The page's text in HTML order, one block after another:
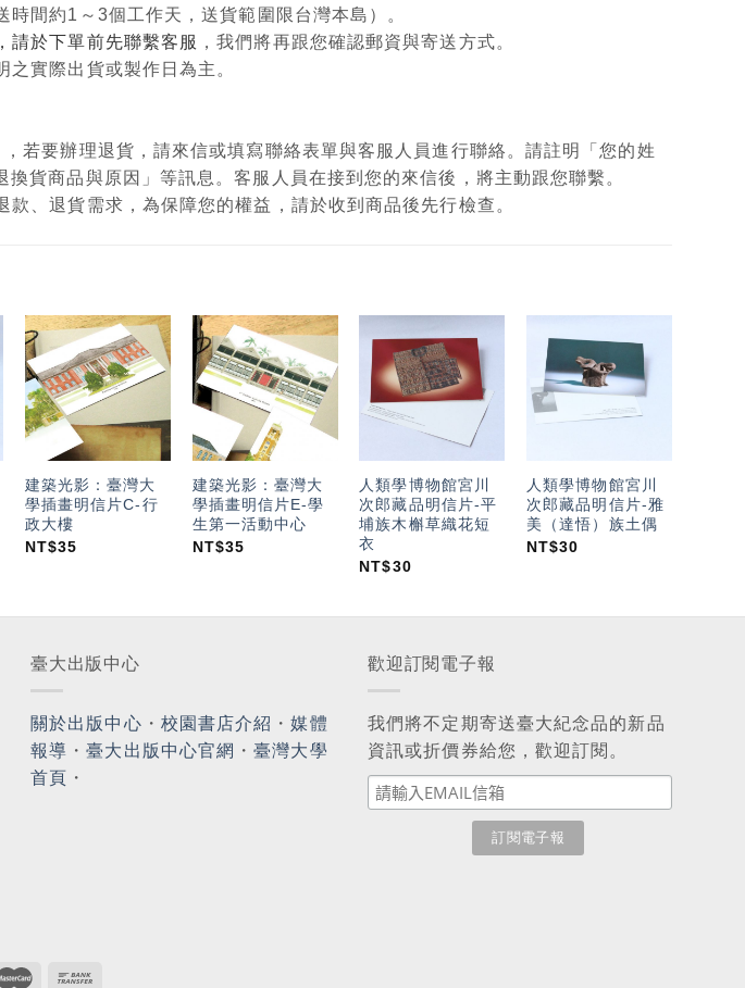
間約1～3個工作天，送貨範圍限台灣本島）。
請於下單前先聯繫客服 ，我們將再跟您確認郵資與寄送方式。
實際出貨或製作日為主。
若要辦理退貨，請來信或填寫聯絡表單與客服人員進行聯絡。請註明「您的姓
貨商品與原因」等訊息。客服人員在接到您的來信後，將主動跟您聯繫。
、退貨需求，為保障您的權益，請於收到商品後先行檢查。
加入
「願
單」
建築光影：臺灣大
學插畫明信片C-行
政大樓
NT$35
加入
「願
望輕
單」
建築光影：臺灣大
學插畫明信片E-學
生第一活動中心
NT$35
加入
「願
望輕
單」
人類學博物館宮川
次郎藏品明信片-平
埔族木槲草織花短
衣
NT$30
加入
「願
望輕
單」
人類學博物館宮川
次郎藏品明信片-雅
美（達悟）族土偶
NT$30
臺大出版中心
關於出版中心 ・ 校園書店介紹 ・媒體
報導 ・臺大出版中心官網 ・臺灣大學
首頁 ・
歡迎訂閱電子報
我們將不定期寄送臺大紀念品的新品
資訊或折價券給您，歡迎訂閱。